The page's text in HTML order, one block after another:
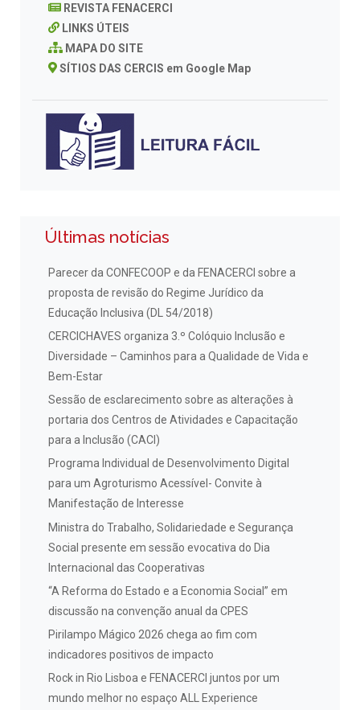
REVISTA FENACERCI
LINKS ÚTEIS
MAPA DO SITE
SÍTIOS DAS CERCIS em Google Map
Últimas notícias
Parecer da CONFECOOP e da FENACERCI sobre a
proposta de revisão do Regime Jurídico da
Educação Inclusiva (DL 54/2018)
CERCICHAVES organiza 3.º Colóquio Inclusão e
Diversidade – Caminhos para a Qualidade de Vida e
Bem-Estar
Sessão de esclarecimento sobre as alterações à
portaria dos Centros de Atividades e Capacitação
para a Inclusão (CACI)
Programa Individual de Desenvolvimento Digital
para um Agroturismo Acessível- Convite à
Manifestação de Interesse
Ministra do Trabalho, Solidariedade e Segurança
Social presente em sessão evocativa do Dia
Internacional das Cooperativas
“A Reforma do Estado e a Economia Social” em
discussão na convenção anual da CPES
Pirilampo Mágico 2026 chega ao fim com
indicadores positivos de impacto
Rock in Rio Lisboa e FENACERCI juntos por um
mundo melhor no espaço ALL Experience